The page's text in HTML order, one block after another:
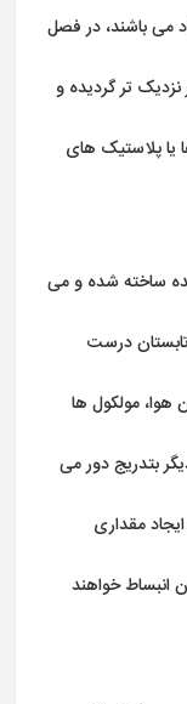
می باشند، در فصل
تر گردیده و
یا پلاستیک های
ساخته شده و می
درست
مولکول ها
بتدریج دور می
مقداری
انبساط خواهند